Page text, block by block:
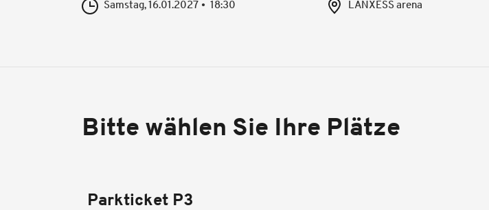
Samstag, 16.01.2027 18:30 LANXESS arena
Bitte wählen Sie Ihre Plätze
Parkticket P3